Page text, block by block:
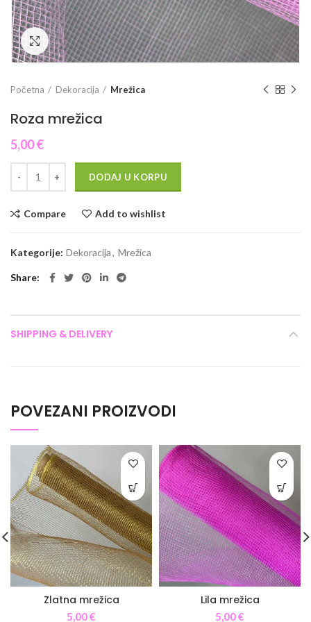
Click to enlarge
Početna Dekoracija Mrežica
Roza mrežica
5,00€
DODAJ U KORPU
Compare Add to wishlist
Kategorije: Dekoracija, Mrežica
Share
SHIPPING & DELIVERY
POVEZANI PROIZVODI
Zlatna mrežica
5,00€
Lila mrežica
5,00€